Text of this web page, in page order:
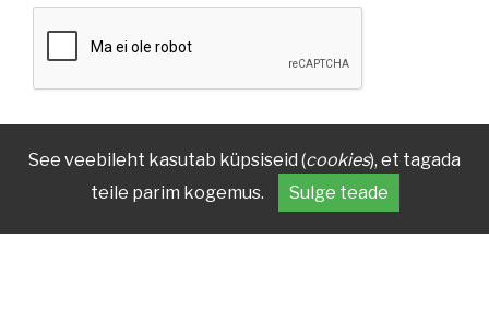
See veebileht kasutab küpsiseid (cookies), et tagada
teile parim kogemus.
Sulge teade